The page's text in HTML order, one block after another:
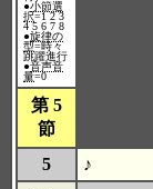
●小節選
択=1 2 3
4 5 6 7 8
●旋律の
型=時々
跳躍進行
●音声音
量=0
第 5
節
5
♪